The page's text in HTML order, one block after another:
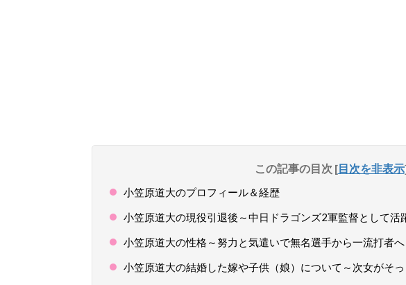
この記事の目次 [目次を非表示
小笠原道大のプロフィール＆経歴
小笠原道大の現役引退後～中日ドラゴンズ2軍監督として活
小笠原道大の性格～努力と気遣いで無名選手から一流打者へ
小笠原道大の結婚した嫁や子供（娘）について～次女がそ